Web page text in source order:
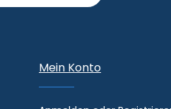
Mein Konto